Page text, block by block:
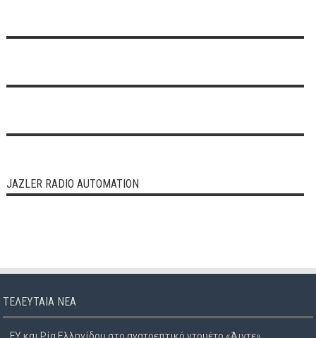
JAZLER RADIO AUTOMATION
ΤΕΛΕΥΤΑΊΑ ΝΈΑ